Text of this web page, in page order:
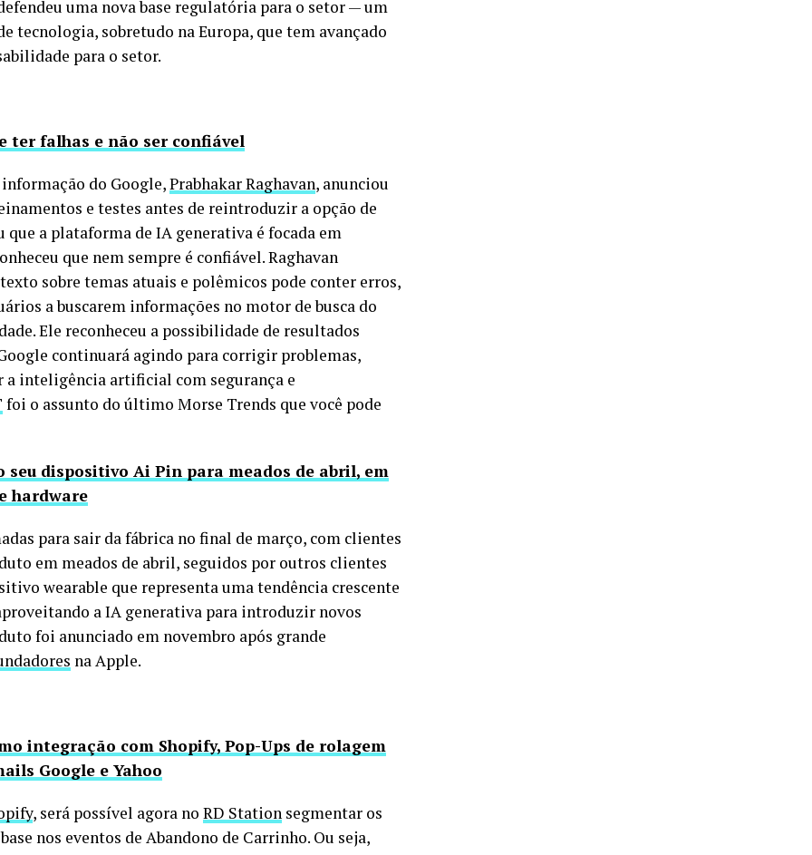
uma nova base regulatória para o setor — um
tecnologia, sobretudo na Europa, que tem avançado
para o setor.
ter falhas e não ser confiável
do Google,Prabhakar Raghavan, anunciou
e testes antes de reintroduzir a opção de
que a plataforma de IA generativa é focada em
que nem sempre é confiável. Raghavan
sobre temas atuais e polêmicos pode conter erros,
a buscarem informações no motor de busca do
Ele reconheceu a possibilidade de resultados
continuará agindo para corrigir problemas,
inteligência artificial com segurança e
foi o assunto do último Morse Trends que você pode
dispositivo Ai Pin para meados de abril, em
hardware
para sair da fábrica no final de março, com clientes
em meados de abril, seguidos por outros clientes
wearable que representa uma tendência crescente
a IA generativa para introduzir novos
foi anunciado em novembro após grande
na Apple.
integração com Shopify, Pop-Ups de rolagem
Google e Yahoo
, será possível agora no RD Station segmentar os
nos eventos de Abandono de Carrinho. Ou seja,